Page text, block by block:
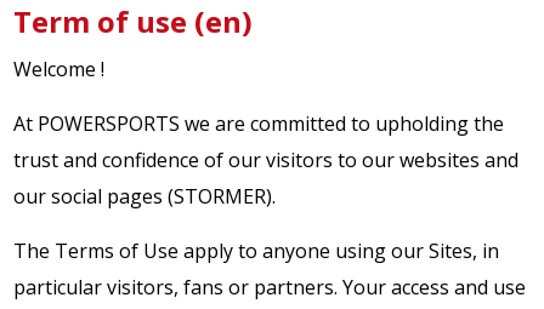
Term of use (en)
Welcome !
At POWERSPORTS we are committed to upholding the
trust and confidence of our visitors to our websites and
our social pages (STORMER).
The Terms of Use apply to anyone using our Sites, in
particular visitors, fans or partners. Your access and use